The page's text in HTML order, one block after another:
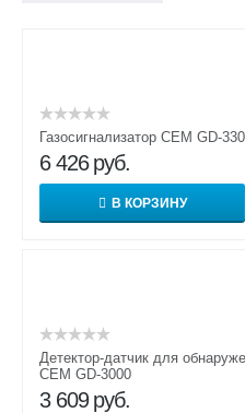
Газосигнализатор CEM GD-
6 426 руб.
В КОРЗИНУ
Детектор-датчик для
CEM GD-3000
3 609 руб.